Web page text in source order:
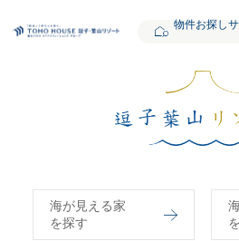
物件お探し
海が見える家
を探す